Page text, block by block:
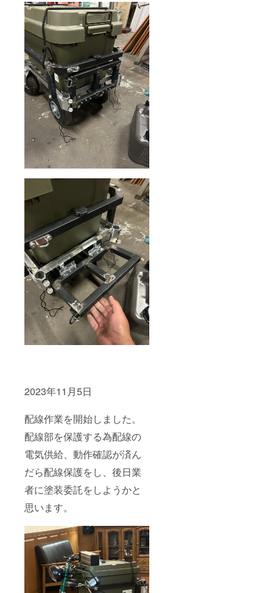
2023年11月5日
配線作業を開始しました。
配線部を保護する為配線の
電気供給、動作確認が済ん
だら配線保護をし、後日業
者に塗装委託をしようかと
思います。